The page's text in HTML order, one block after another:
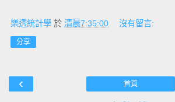
樂透統計學 於 清晨7:35:00 沒有留言:
分享
‹ 首頁